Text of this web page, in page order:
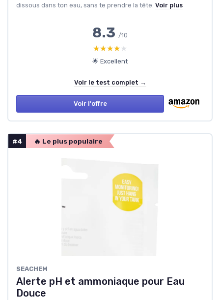
dissous dans ton eau, sans te prendre la tête. Voir plus
8.3 /10
★★★★★
★★★★★
🌟 Excellent
Voir le test complet →
Voir l'offre
#4 🔥 Le plus populaire
SEACHEM
Alerte pH et ammoniaque pour Eau
Douce